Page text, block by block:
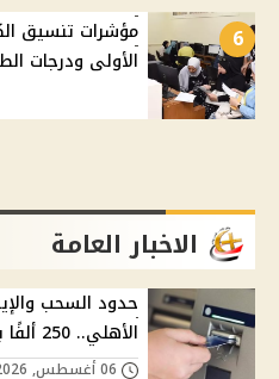
6
الأولى ودرجات
الاخبار العامة
الأهلي.. 250 ألفًا بالفروع و30 ألفًا يوميًا